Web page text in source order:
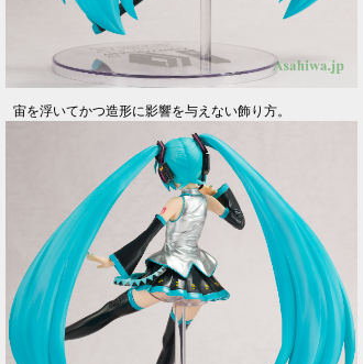
宙を浮いてかつ造形に影響を与えない飾り方。